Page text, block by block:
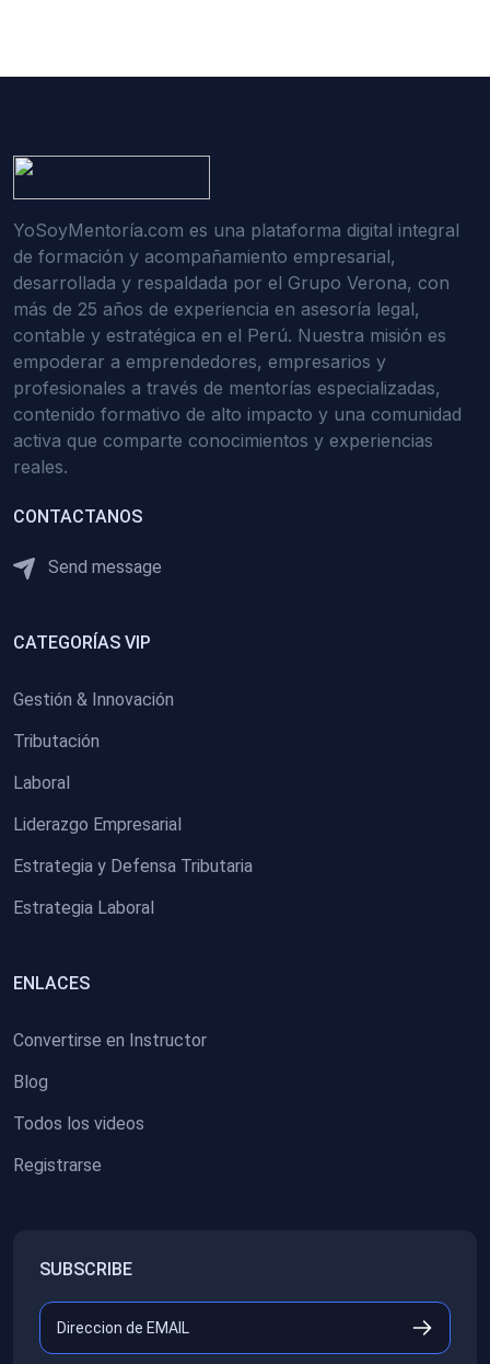
YoSoyMentoría.com es una plataforma digital integral
de formación y acompañamiento empresarial,
desarrollada y respaldada por el Grupo Verona, con
más de 25 años de experiencia en asesoría legal,
contable y estratégica en el Perú. Nuestra misión es
empoderar a emprendedores, empresarios y
profesionales a través de mentorías especializadas,
contenido formativo de alto impacto y una comunidad
activa que comparte conocimientos y experiencias
reales.
CONTACTANOS
Send message
CATEGORÍAS VIP
Gestión & Innovación
Tributación
Laboral
Liderazgo Empresarial
Estrategia y Defensa Tributaria
Estrategia Laboral
ENLACES
Convertirse en Instructor
Blog
Todos los videos
Registrarse
SUBSCRIBE